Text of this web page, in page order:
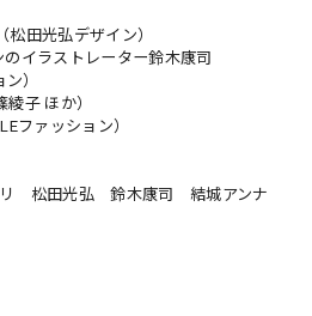
田光弘デザイン）
イラストレーター鈴木康司
）
子 ほか）
ファッション）
リ 松田光弘 鈴木康司 結城アンナ